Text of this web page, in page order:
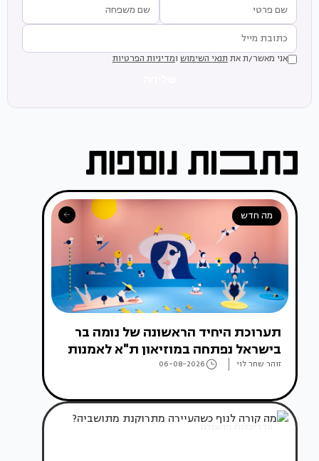
אני מאשר/ת את תנאי השימוש ומדיניות הפרטיות
מה חדש
תערוכת היחיד הראשונה של נומה בר
בישראל נפתחה במוזיאון ת"א לאמנות
זוהר שחר לוי 06-08-2026
אדריכלות מהעולם